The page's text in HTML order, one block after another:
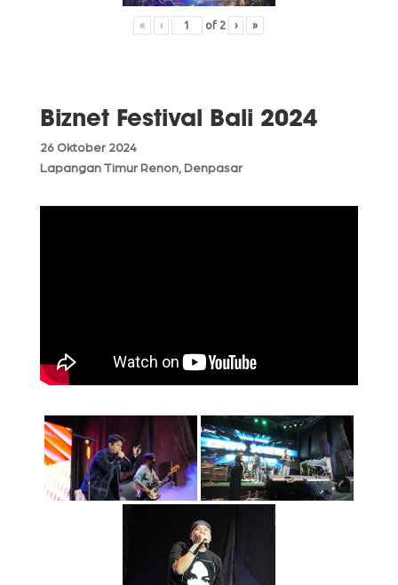
« ‹ of 2 › »
Biznet Festival Bali 2024
26 Oktober 2024
Lapangan Timur Renon, Denpasar